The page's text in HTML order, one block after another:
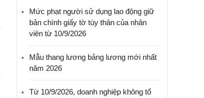
Mức phạt người sử dụng lao động giữ
bản chính giấy tờ tùy thân của nhân
viên từ 10/9/2026
Mẫu thang lương bảng lương mới nhất
năm 2026
Từ 10/9/2026, doanh nghiệp không tổ